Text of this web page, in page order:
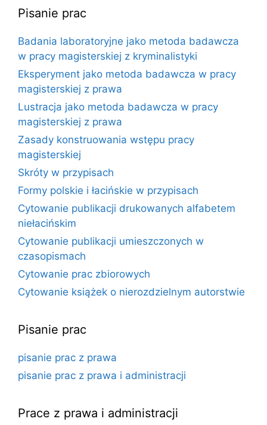
Pisanie prac
Badania laboratoryjne jako metoda badawcza
w pracy magisterskiej z kryminalistyki
Eksperyment jako metoda badawcza w pracy
magisterskiej z prawa
Lustracja jako metoda badawcza w pracy
magisterskiej z prawa
Zasady konstruowania wstępu pracy
magisterskiej
Skróty w przypisach
Formy polskie i łacińskie w przypisach
Cytowanie publikacji drukowanych alfabetem
niełacińskim
Cytowanie publikacji umieszczonych w
czasopismach
Cytowanie prac zbiorowych
Cytowanie książek o nierozdzielnym autorstwie
Pisanie prac
pisanie prac z prawa
pisanie prac z prawa i administracji
Prace z prawa i administracji